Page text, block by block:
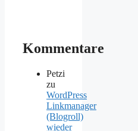
Kommentare
Petzi
zu
WordPress
Linkmanager
(Blogroll)
wieder